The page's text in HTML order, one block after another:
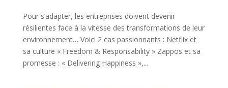
Pour s’adapter, les entreprises doivent devenir
résilientes face à la vitesse des transformations de leur
environnement… Voici 2 cas passionnants : Netflix et
sa culture « Freedom & Responsability » Zappos et sa
promesse : « Delivering Happiness »,...